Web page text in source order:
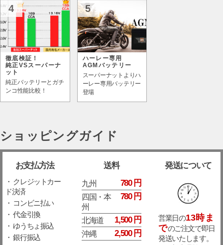
4
徹底検証！
純正VSスーパーナ
ット
純正バッテリーとガチ
ンコ性能比較！
5
ハーレー専用
AGMバッテリー
スーパーナットよりハ
ーレー専用バッテリー
登場
ショッピングガイド
お支払方法
・ クレジットカー
ド決済
・ コンビニ払い
・ 代金引換
・ ゆうちょ振込
・ 銀行振込
送料
九州 780 円
四国・本
州
780 円
北海道 1,500 円
沖縄 2,500 円
発送について
営業日の13時ま
でのご注文で即日
発送いたします。